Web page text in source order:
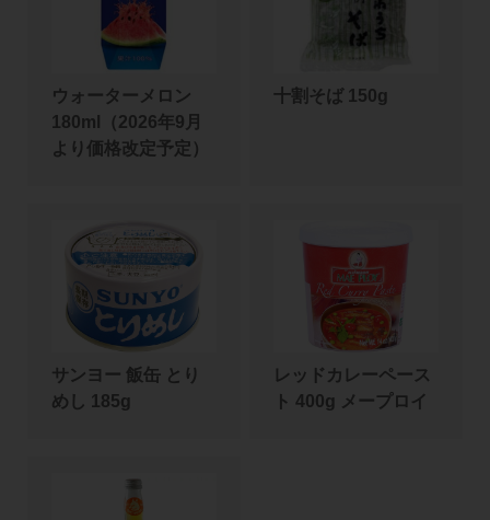
ウォーターメロン
180ml（2026年9月
より価格改定予定）
十割そば 150g
サンヨー 飯缶 とり
めし 185g
レッドカレーペース
ト 400g メープロイ